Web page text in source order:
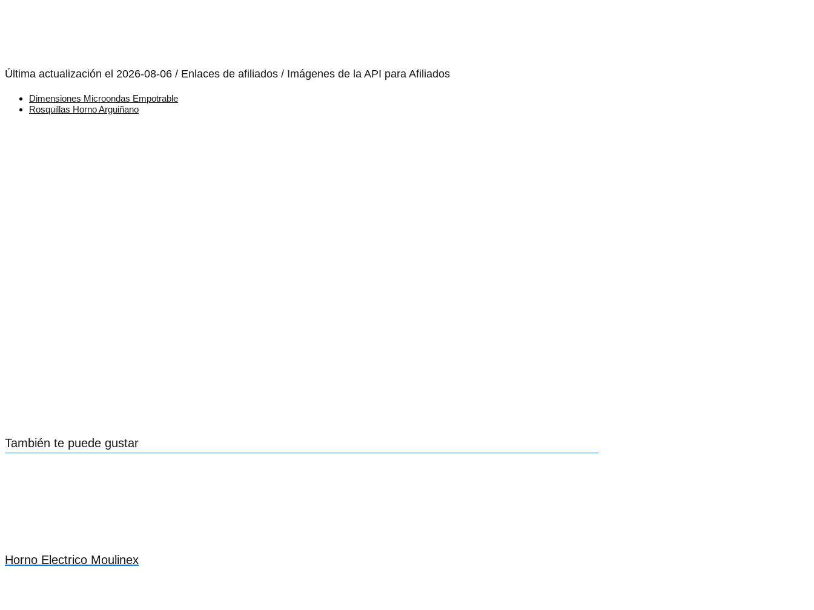
Última actualización el 2026-08-06 / Enlaces de afiliados / Imágenes de la API para Afiliados
Dimensiones Microondas Empotrable
Rosquillas Horno Arguiñano
También te puede gustar
Horno Electrico Moulinex